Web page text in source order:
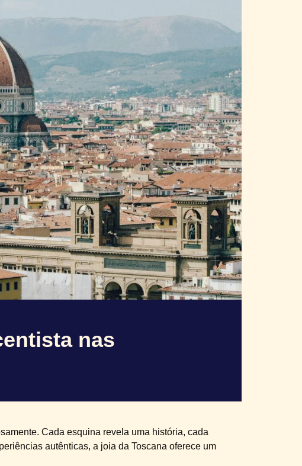
nas
Cada esquina revela uma história, cada
autênticas, a joia da Toscana oferece um